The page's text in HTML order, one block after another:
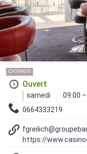
CASINOS
Ouvert
samedi
09:00
0664333219
https://